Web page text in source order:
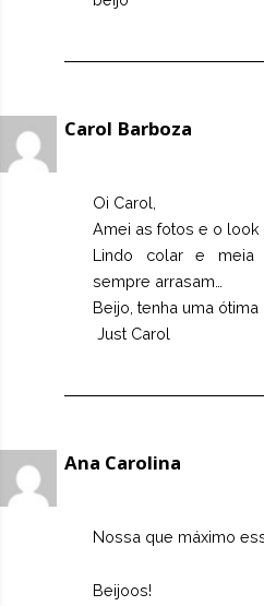
Carol Barboza
Oi Carol,
Amei as fotos e o look
Lindo colar e meia
sempre arrasam…
Beijo, tenha uma ótima
Just Carol
Ana Carolina
Nossa que máximo
Beijoos!